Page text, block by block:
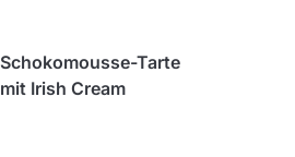
Schokomousse-Tarte
mit Irish Cream